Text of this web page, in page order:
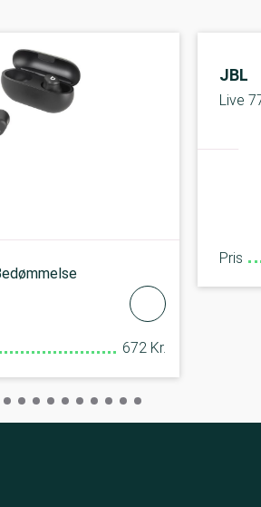
672 Kr.
JBL
Live
Pris